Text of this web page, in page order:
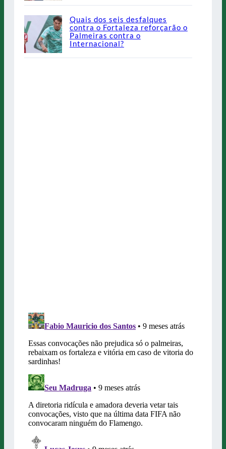
Quais dos seis desfalques
contra o Fortaleza reforçarão o
Palmeiras contra o
Internacional?